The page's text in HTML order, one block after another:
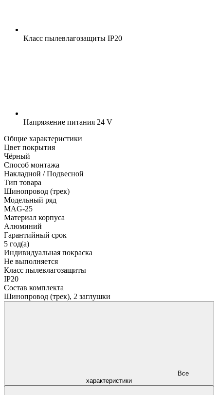
Класс пылевлагозащиты IP20
Напряжение питания 24 V
Общие характеристики
Цвет покрытия
Чёрный
Способ монтажа
Накладной / Подвесной
Тип товара
Шинопровод (трек)
Модельный ряд
MAG-25
Материал корпуса
Алюминий
Гарантийный срок
5 год(а)
Индивидуальная покраска
Не выполняется
Класс пылевлагозащиты
IP20
Состав комплекта
Шинопровод (трек), 2 заглушки
характеристики